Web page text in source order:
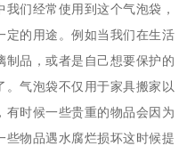
们经常使用到这个气泡袋，
定的用途。例如当我们在生活
制品，或者是自己想要保护的
。气泡袋不仅用于家具搬家以
有时候一些贵重的物品会因为
些物品遇水腐烂损坏这时候提